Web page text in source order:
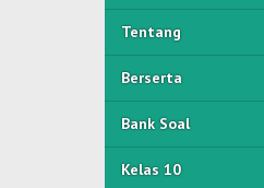
Tentang
Berserta
Bank Soal
Kelas 10